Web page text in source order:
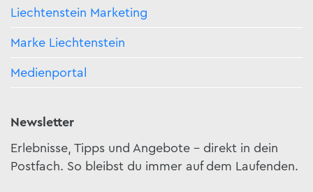
Liechtenstein Marketing
Marke Liechtenstein
Medienportal
Newsletter
Erlebnisse, Tipps und Angebote – direkt in dein
Postfach. So bleibst du immer auf dem Laufenden.